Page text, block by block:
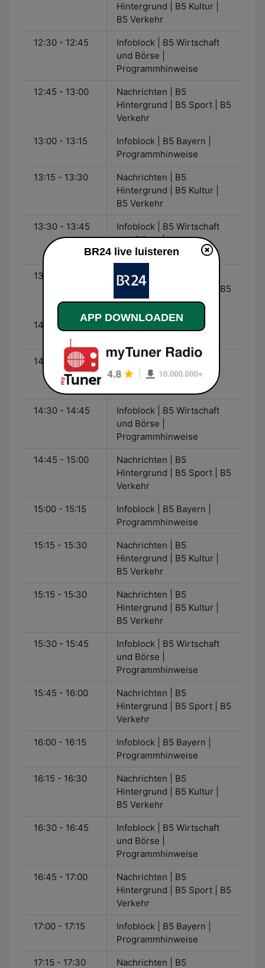
Hintergrund | B5 Kultur |
B5 Verkehr
12:30 - 12:45
Infoblock | B5 Wirtschaft
und Börse |
Programmhinweise
12:45 - 13:00
Nachrichten | B5
Hintergrund | B5 Sport | B5
Verkehr
13:00 - 13:15
Infoblock | B5 Bayern |
Programmhinweise
13:15 - 13:30
Nachrichten | B5
Hintergrund | B5 Kultur |
B5 Verkehr
13:30 - 13:45
Infoblock | B5 Wirtschaft
und Börse |
Programmhinweise
13:45 - 14:00
Nachrichten | B5
Hintergrund | B5 Sport | B5
Verkehr
14:00 - 14:15
Infoblock | B5 Bayern |
14:15 - 14:30
Nachrichten | B5
Hintergrund | B5 Kultur |
14:30 - 14:45
Infoblock | B5 Wirtschaft
und Börse |
Programmhinweise
14:45 - 15:00
Nachrichten | B5
Hintergrund | B5 Sport | B5
Verkehr
15:00 - 15:15
Infoblock | B5 Bayern |
Programmhinweise
15:15 - 15:30
Nachrichten | B5
Hintergrund | B5 Kultur |
B5 Verkehr
15:15 - 15:30
Nachrichten | B5
Hintergrund | B5 Kultur |
B5 Verkehr
15:30 - 15:45
Infoblock | B5 Wirtschaft
und Börse |
Programmhinweise
15:45 - 16:00
Nachrichten | B5
Hintergrund | B5 Sport | B5
Verkehr
16:00 - 16:15
Infoblock | B5 Bayern |
Programmhinweise
16:15 - 16:30
Nachrichten | B5
Hintergrund | B5 Kultur |
B5 Verkehr
16:30 - 16:45
Infoblock | B5 Wirtschaft
und Börse |
Programmhinweise
16:45 - 17:00
Nachrichten | B5
Hintergrund | B5 Sport | B5
Verkehr
17:00 - 17:15
Infoblock | B5 Bayern |
Programmhinweise
17:15 - 17:30 Nachrichten | B5
BR24 live luisteren
APP DOWNLOADEN